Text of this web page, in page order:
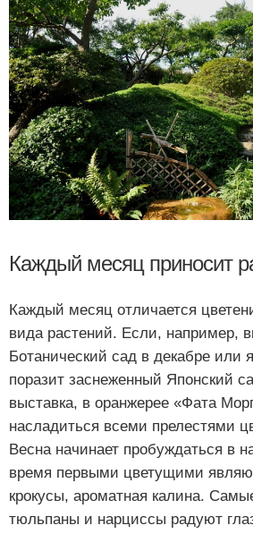
Каждый месяц приносит
Каждый месяц отличается
вида растений. Если, например,
Ботанический сад в декабре или
поразит заснеженный Японский
выставка, в оранжерее «Фата
насладиться всеми прелестями
Весна начинает пробуждаться в
время первыми цветущими
крокусы, ароматная калина.
тюльпаны и нарциссы радуют